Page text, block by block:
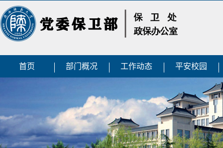
首页 部门概况 工作动态 平安校园